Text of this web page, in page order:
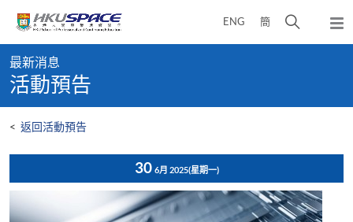
content
ENG 簡
開
彈
出
content
start
最新消息
活動預告
< 返回活動預告
30 6月 2025(星期一)